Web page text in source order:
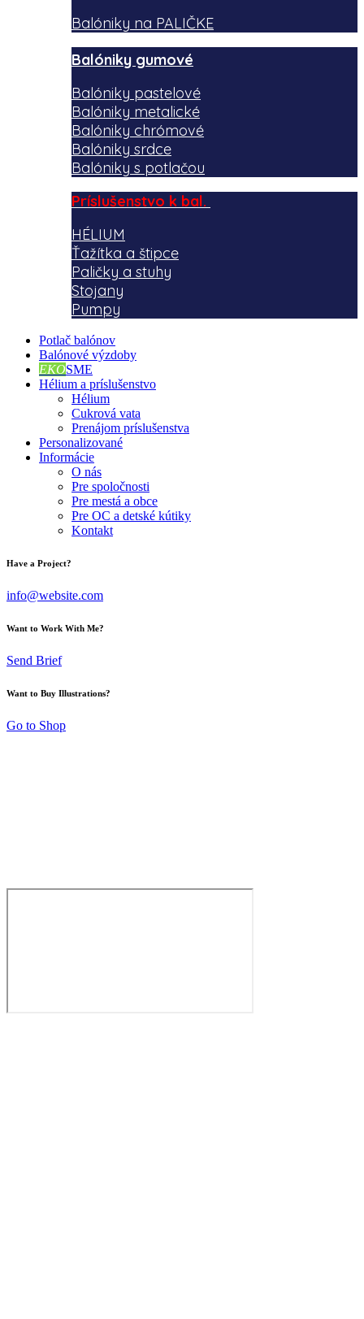
Balóniky na PALIČKE
Balóniky gumové
Balóniky pastelové
Balóniky metalické
Balóniky chrómové
Balóniky srdce
Balóniky s potlačou
Príslušenstvo k bal.
HÉLIUM
Ťažítka a štipce
Paličky a stuhy
Stojany
Pumpy
Potlač balónov
Balónové výzdoby
EKOSME
Hélium a príslušenstvo
Hélium
Cukrová vata
Prenájom príslušenstva
Personalizované
Informácie
O nás
Pre spoločnosti
Pre mestá a obce
Pre OC a detské kútiky
Kontakt
Have a Project?
info@website.com
Want to Work With Me?
Send Brief
Want to Buy Illustrations?
Go to Shop